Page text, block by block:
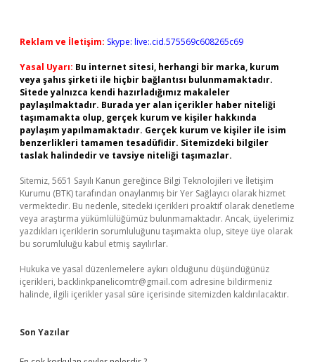
Reklam ve İletişim: Skype: live:.cid.575569c608265c69
Yasal Uyarı: Bu internet sitesi, herhangi bir marka, kurum
veya şahıs şirketi ile hiçbir bağlantısı bulunmamaktadır.
Sitede yalnızca kendi hazırladığımız makaleler
paylaşılmaktadır. Burada yer alan içerikler haber niteliği
taşımamakta olup, gerçek kurum ve kişiler hakkında
paylaşım yapılmamaktadır. Gerçek kurum ve kişiler ile isim
benzerlikleri tamamen tesadüfidir. Sitemizdeki bilgiler
taslak halindedir ve tavsiye niteliği taşımazlar.
Sitemiz, 5651 Sayılı Kanun gereğince Bilgi Teknolojileri ve İletişim
Kurumu (BTK) tarafından onaylanmış bir Yer Sağlayıcı olarak hizmet
vermektedir. Bu nedenle, sitedeki içerikleri proaktif olarak denetleme
veya araştırma yükümlülüğümüz bulunmamaktadır. Ancak, üyelerimiz
yazdıkları içeriklerin sorumluluğunu taşımakta olup, siteye üye olarak
bu sorumluluğu kabul etmiş sayılırlar.
Hukuka ve yasal düzenlemelere aykırı olduğunu düşündüğünüz
içerikleri, backlinkpanelicomtr@gmail.com adresine bildirmeniz
halinde, ilgili içerikler yasal süre içerisinde sitemizden kaldırılacaktır.
Son Yazılar